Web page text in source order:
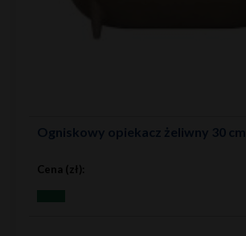
Ogniskowy opiekacz żeliwny 30 cm
Cena (zł):